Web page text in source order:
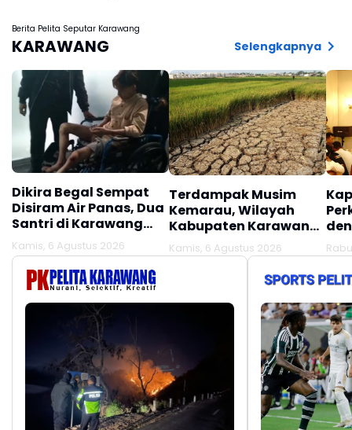
Berita Pelita Seputar Karawang
KARAWANG Selengkapnya
Dikira Begal Sempat
Disiram Air Panas, Dua
Santri di Karawang
Terluka Akibat Aksi
Oknum Linmas
Kamis, 6 Agustus 2026
Terdampak Musim
Kemarau, Wilayah
Kabupaten Karawang
Kekeringan Makin
Meluas
Kamis, 6 Agustus 2026